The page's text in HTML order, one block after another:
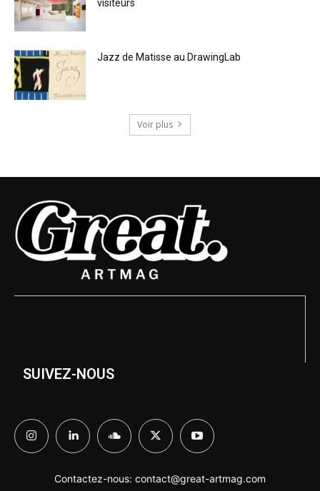
visiteurs
Jazz de Matisse au DrawingLab
Voir plus
SUIVEZ-NOUS
Contactez-nous: contact@great-artmag.com